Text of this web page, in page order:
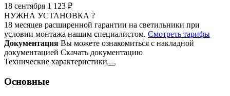
18 сентября 1 123 ₽
НУЖНА УСТАНОВКА ?
18 месяцев расширенной гарантии на светильники при
условии монтажа нашим специалистом. Смотреть тарифы
Документация Вы можете ознакомиться с накладной
документацией Скачать документацию
Технические характеристики
Основные